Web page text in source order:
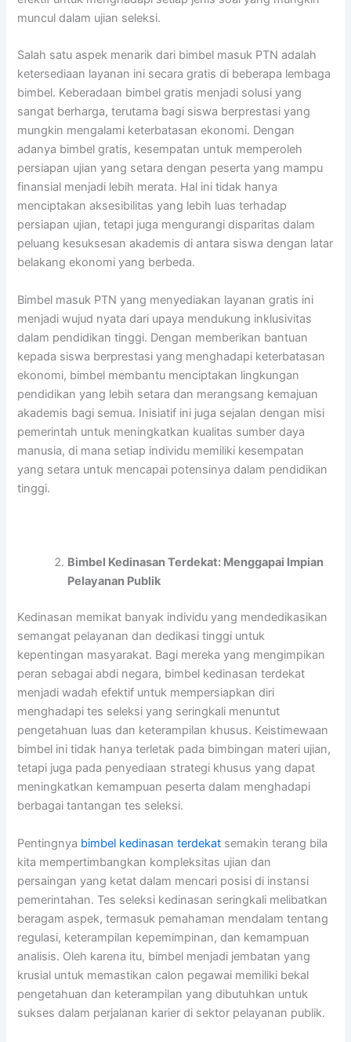
muncul dalam ujian seleksi.
Salah satu aspek menarik dari bimbel masuk PTN adalah
ketersediaan layanan ini secara gratis di beberapa lembaga
bimbel. Keberadaan bimbel gratis menjadi solusi yang
sangat berharga, terutama bagi siswa berprestasi yang
mungkin mengalami keterbatasan ekonomi. Dengan
adanya bimbel gratis, kesempatan untuk memperoleh
persiapan ujian yang setara dengan peserta yang mampu
finansial menjadi lebih merata. Hal ini tidak hanya
menciptakan aksesibilitas yang lebih luas terhadap
persiapan ujian, tetapi juga mengurangi disparitas dalam
peluang kesuksesan akademis di antara siswa dengan latar
belakang ekonomi yang berbeda.
Bimbel masuk PTN yang menyediakan layanan gratis ini
menjadi wujud nyata dari upaya mendukung inklusivitas
dalam pendidikan tinggi. Dengan memberikan bantuan
kepada siswa berprestasi yang menghadapi keterbatasan
ekonomi, bimbel membantu menciptakan lingkungan
pendidikan yang lebih setara dan merangsang kemajuan
akademis bagi semua. Inisiatif ini juga sejalan dengan misi
pemerintah untuk meningkatkan kualitas sumber daya
manusia, di mana setiap individu memiliki kesempatan
yang setara untuk mencapai potensinya dalam pendidikan
tinggi.
Bimbel Kedinasan Terdekat: Menggapai Impian
Pelayanan Publik
Kedinasan memikat banyak individu yang mendedikasikan
semangat pelayanan dan dedikasi tinggi untuk
kepentingan masyarakat. Bagi mereka yang mengimpikan
peran sebagai abdi negara, bimbel kedinasan terdekat
menjadi wadah efektif untuk mempersiapkan diri
menghadapi tes seleksi yang seringkali menuntut
pengetahuan luas dan keterampilan khusus. Keistimewaan
bimbel ini tidak hanya terletak pada bimbingan materi ujian,
tetapi juga pada penyediaan strategi khusus yang dapat
meningkatkan kemampuan peserta dalam menghadapi
berbagai tantangan tes seleksi.
Pentingnya bimbel kedinasan terdekat semakin terang bila
kita mempertimbangkan kompleksitas ujian dan
persaingan yang ketat dalam mencari posisi di instansi
pemerintahan. Tes seleksi kedinasan seringkali melibatkan
beragam aspek, termasuk pemahaman mendalam tentang
regulasi, keterampilan kepemimpinan, dan kemampuan
analisis. Oleh karena itu, bimbel menjadi jembatan yang
krusial untuk memastikan calon pegawai memiliki bekal
pengetahuan dan keterampilan yang dibutuhkan untuk
sukses dalam perjalanan karier di sektor pelayanan publik.